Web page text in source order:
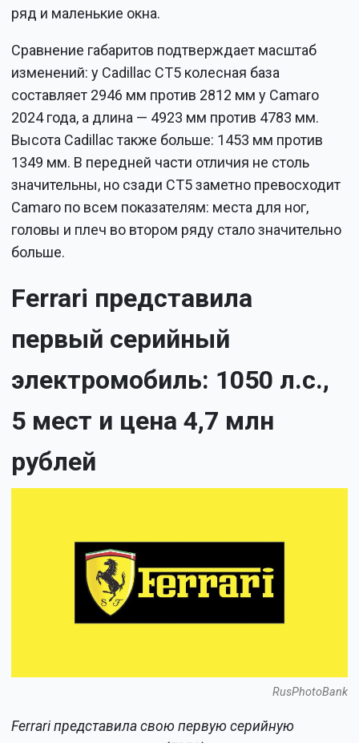
ряд и маленькие окна.
Сравнение габаритов подтверждает масштаб
изменений: у Cadillac CT5 колесная база
составляет 2946 мм против 2812 мм у Camaro
2024 года, а длина — 4923 мм против 4783 мм.
Высота Cadillac также больше: 1453 мм против
1349 мм. В передней части отличия не столь
значительны, но сзади CT5 заметно превосходит
Camaro по всем показателям: места для ног,
головы и плеч во втором ряду стало значительно
больше.
Ferrari представила
первый серийный
электромобиль: 1050 л.с.,
5 мест и цена 4,7 млн
рублей
RusPhotoBank
Ferrari представила свою первую серийную